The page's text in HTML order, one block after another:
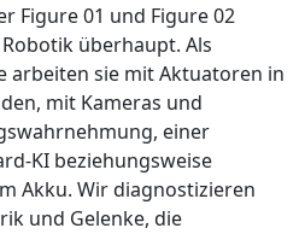
Figure 01 und Figure 02
überhaupt. Als
arbeiten sie mit Aktuatoren in
mit Kameras und
einer
KI beziehungsweise
Akku. Wir diagnostizieren
und Gelenke, die